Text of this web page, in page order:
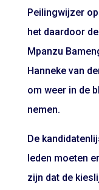
Peilingwijzerop
het daardoor
Mpanzu
Hanneke van
om weer in de
nemen.
De
leden moeten
zijn dat de